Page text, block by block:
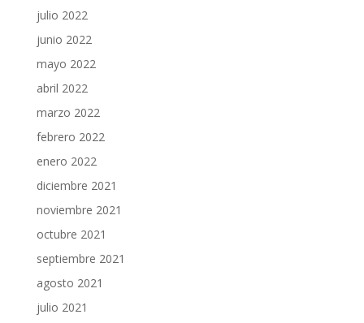
julio 2022
junio 2022
mayo 2022
abril 2022
marzo 2022
febrero 2022
enero 2022
diciembre 2021
noviembre 2021
octubre 2021
septiembre 2021
agosto 2021
julio 2021